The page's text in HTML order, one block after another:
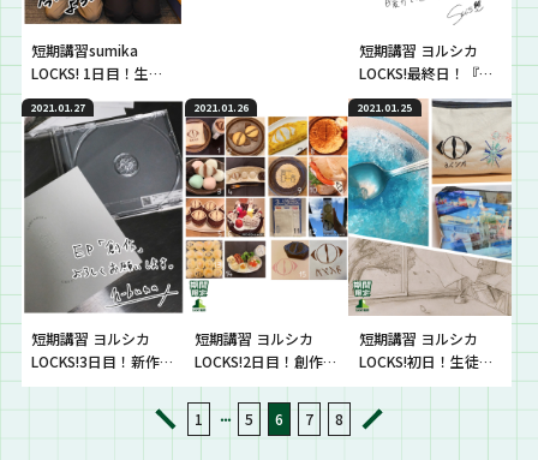
短期講習sumika
LOCKS! 1日目！生徒
が心の隅に隠してい
た想いを紹介！
短期講習 ヨルシカ
LOCKS!最終日！『生
徒の春を創作』悩み
を抱える生徒に逆
電！
2021.01.27
短期講習 ヨルシカ
LOCKS!3日目！新作
EP『創作』に関する
2021.01.26
短期講習 ヨルシカ
LOCKS!2日目！創作物
を送ってくれた生徒
に逆電！
2021.01.25
短期講習 ヨルシカ
LOCKS!初日！生徒の
創作物をチェック
&『強盗と花束』を初
フルオンエア！
1 ・・・ 5 6 7 8